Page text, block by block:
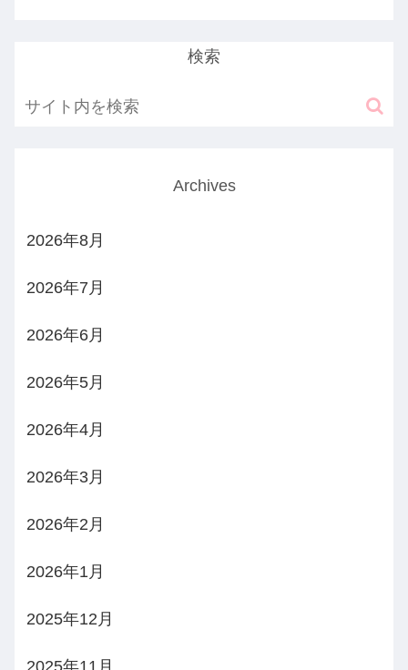
検索
Archives
2026年8月
2026年7月
2026年6月
2026年5月
2026年4月
2026年3月
2026年2月
2026年1月
2025年12月
2025年11月